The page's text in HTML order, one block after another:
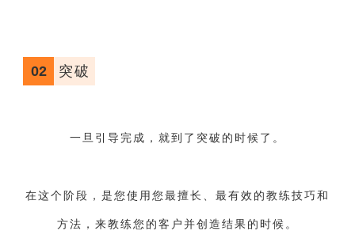
02 突破
一旦引导完成，就到了突破的时候了。
在这个阶段，是您使用您最擅长、最有效的教练技巧和
方法，来教练您的客户并创造结果的时候。